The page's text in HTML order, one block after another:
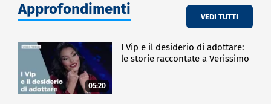
Approfondimenti VEDI TUTTI
05:20
I Vip e il desiderio di adottare:
le storie raccontate a Verissimo